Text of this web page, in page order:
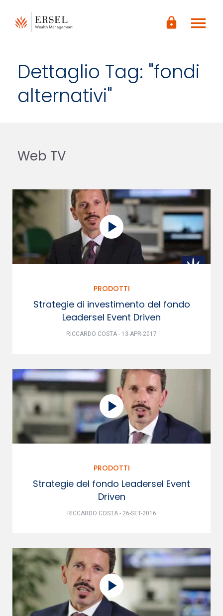
CONTENUTO
PRINCIPALE
PAGINA
lock menu
Dettaglio Tag: "fondi
alternativi"
Web TV
PRODOTTI
Strategie di investimento del fondo
Leadersel Event Driven
RICCARDO COSTA - 13-APR-2017
PRODOTTI
Strategie del fondo Leadersel Event
Driven
RICCARDO COSTA - 26-SET-2016